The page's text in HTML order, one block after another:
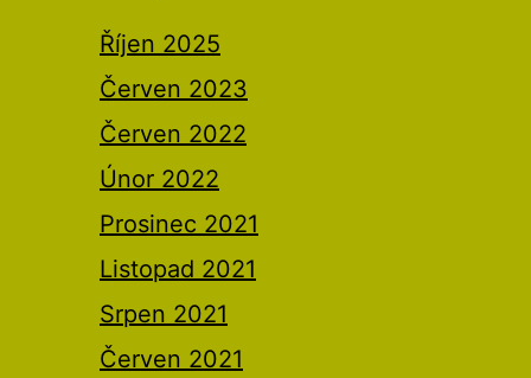
Říjen 2025
Červen 2023
Červen 2022
Únor 2022
Prosinec 2021
Listopad 2021
Srpen 2021
Červen 2021